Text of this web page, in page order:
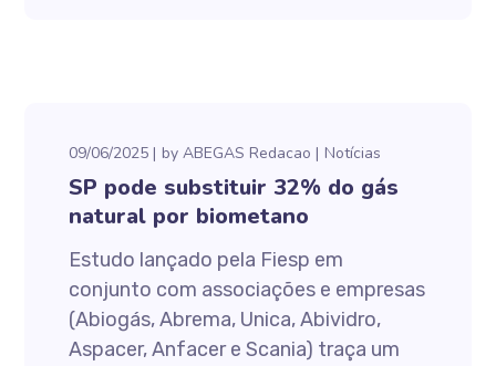
09/06/2025 byABEGAS Redacao Notícias
SP pode substituir 32% do gás
natural por biometano
Estudo lançado pela Fiesp em
conjunto com associações e empresas
(Abiogás, Abrema, Unica, Abividro,
Aspacer, Anfacer e Scania) traça um